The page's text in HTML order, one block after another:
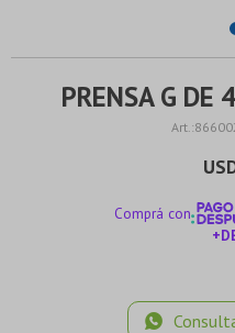
PRENSA G DE
Comprá con